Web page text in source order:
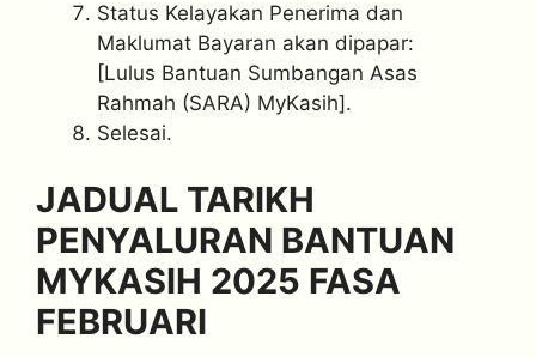
Status Kelayakan Penerima dan
Maklumat Bayaran akan dipapar:
[Lulus Bantuan Sumbangan Asas
Rahmah (SARA) MyKasih].
Selesai.
JADUAL TARIKH
PENYALURAN BANTUAN
MYKASIH 2025 FASA
FEBRUARI